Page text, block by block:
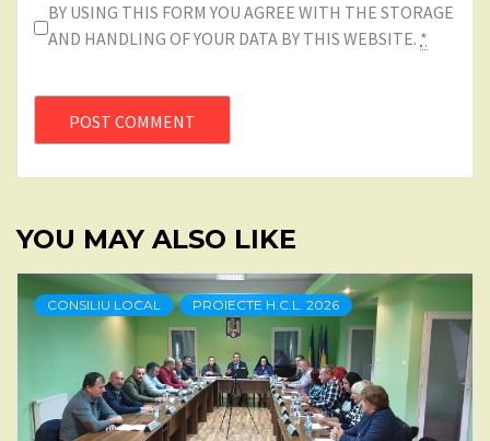
BY USING THIS FORM YOU AGREE WITH THE STORAGE
AND HANDLING OF YOUR DATA BY THIS WEBSITE. *
YOU MAY ALSO LIKE
CONSILIU LOCAL PROIECTE H.C.L. 2026